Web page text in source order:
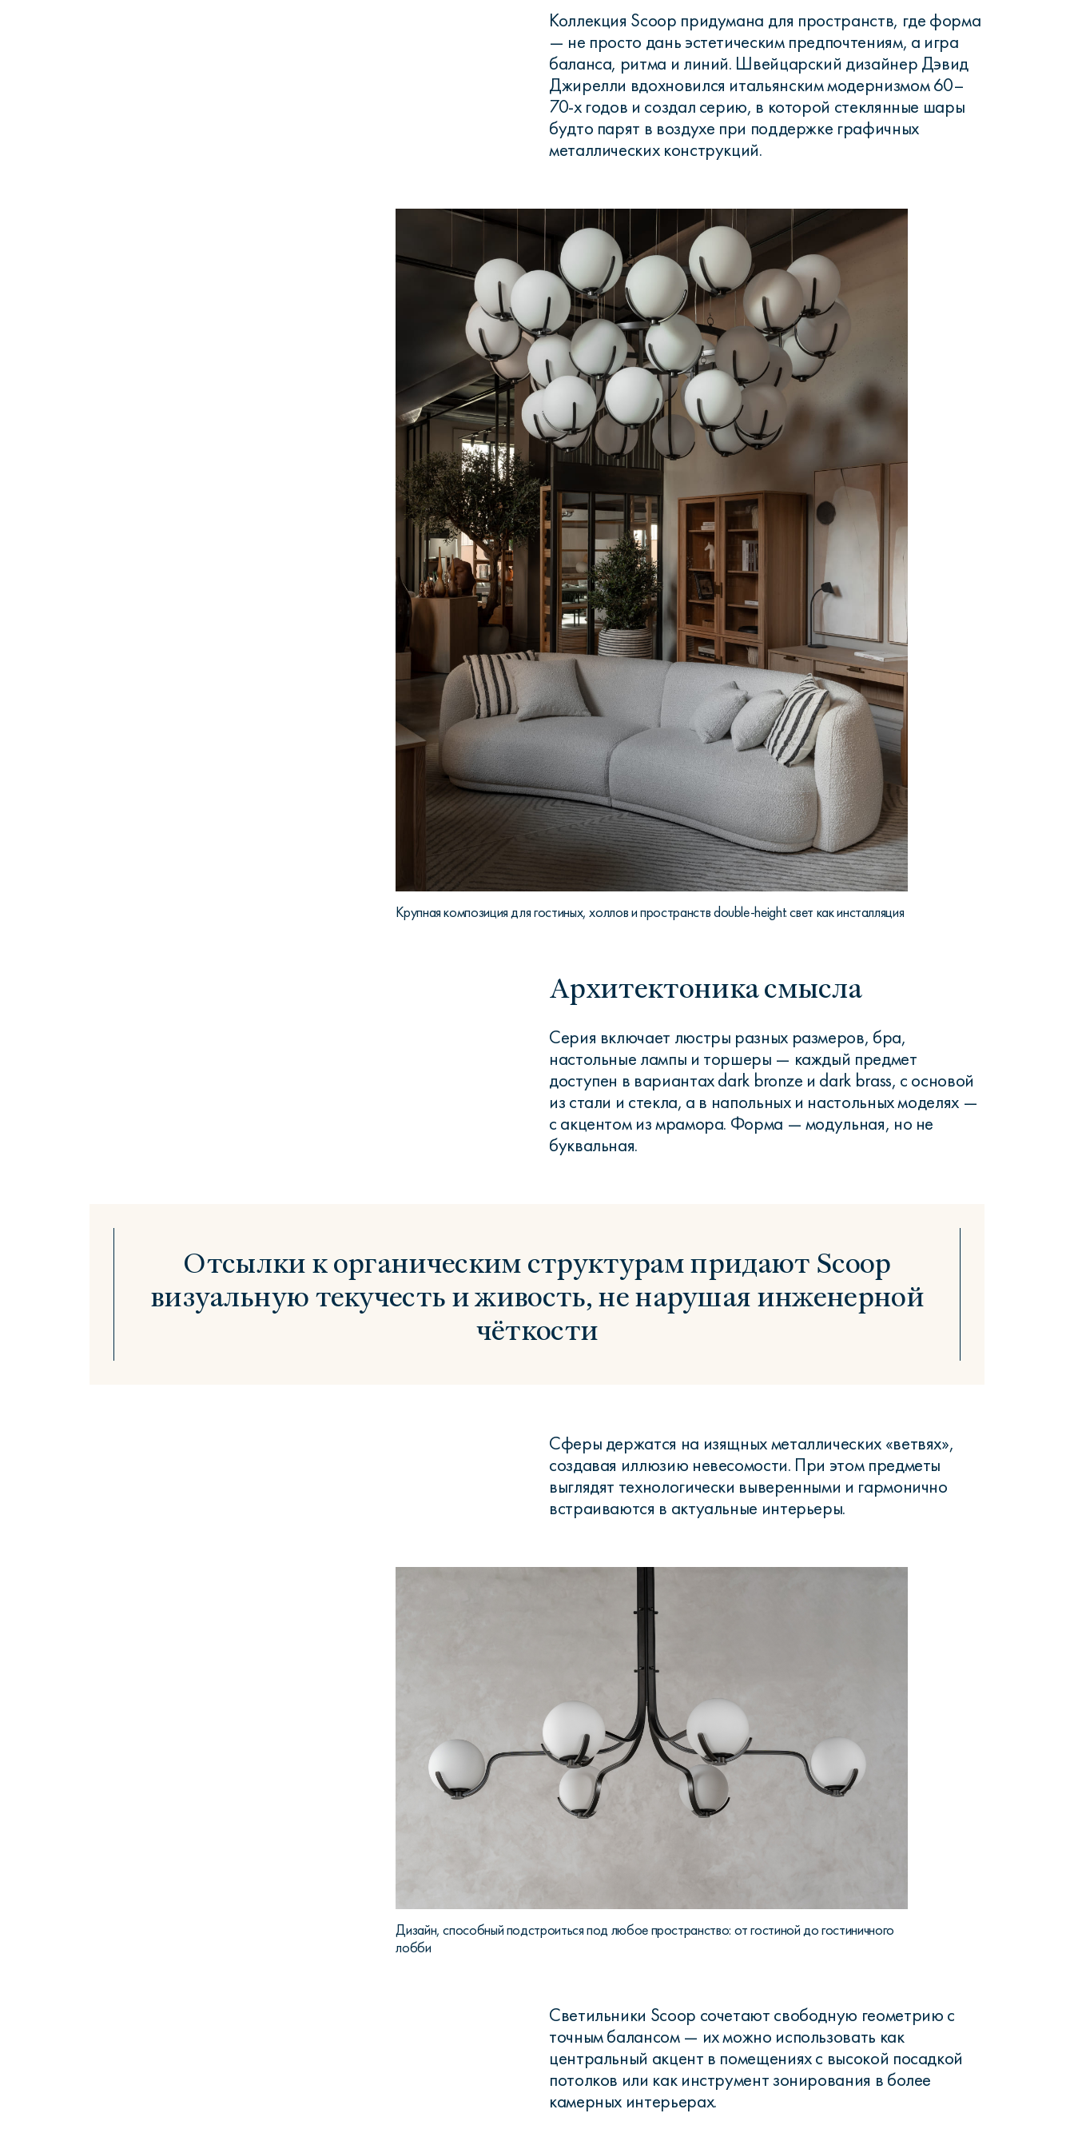
Коллекция Scoop придумана для пространств, где форма
— не просто дань эстетическим предпочтениям, а игра
баланса, ритма и линий. Швейцарский дизайнер Дэвид
Джирелли вдохновился итальянским модернизмом 60–
70-х годов и создал серию, в которой стеклянные шары
будто парят в воздухе при поддержке графичных
металлических конструкций.
Крупная композиция для гостиных, холлов и пространств double-height: свет как инсталляция
Архитектоника смысла
Серия включает люстры разных размеров, бра,
настольные лампы и торшеры — каждый предмет
доступен в вариантах dark bronze и dark brass, с основой
из стали и стекла, а в напольных и настольных моделях —
с акцентом из мрамора. Форма — модульная, но не
буквальная.
Отсылки к органическим структурам придают Scoop
визуальную текучесть и живость, не нарушая инженерной
чёткости
Сферы держатся на изящных металлических «ветвях»,
создавая иллюзию невесомости. При этом предметы
выглядят технологически выверенными и гармонично
встраиваются в актуальные интерьеры.
Дизайн, способный подстроиться под любое пространство: от гостиной до гостиничного
лобби
Светильники Scoop сочетают свободную геометрию с
точным балансом — их можно использовать как
центральный акцент в помещениях с высокой посадкой
потолков или как инструмент зонирования в более
камерных интерьерах.